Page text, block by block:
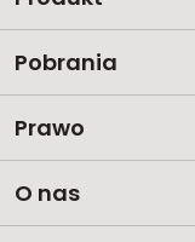
Pobrania
Prawo
O nas